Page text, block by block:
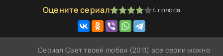
Оцените сериал
1 2 3 4 5 4 голоса
Сериал Свет твоей любви (2011) все серии можно